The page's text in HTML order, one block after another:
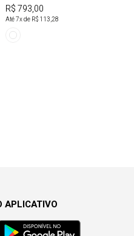
R$ 793,00
Até7x de R$ 113,28
APLICATIVO